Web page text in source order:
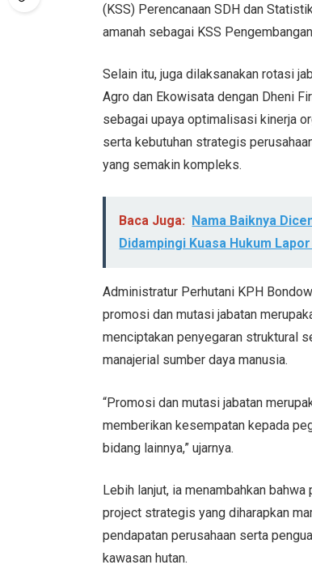
(KSS) Perencanaan SDH dan
amanah sebagai KSS
Selain itu, juga dilaksanakan rotasi
Agro dan Ekowisata dengan Dheni
sebagai upaya optimalisasi kinerja
serta kebutuhan strategis
yang semakin kompleks.
Baca Juga: Nama Baiknya
Didampingi Kuasa Hukum
Administratur Perhutani KPH
promosi dan mutasi jabatan
menciptakan penyegaran struktural
manajerial sumber daya manusia.
“Promosi dan mutasi jabatan
memberikan kesempatan kepada
bidang lainnya,” ujarnya.
Lebih lanjut, ia menambahkan
project strategis yang diharapkan
pendapatan perusahaan serta
kawasan hutan.